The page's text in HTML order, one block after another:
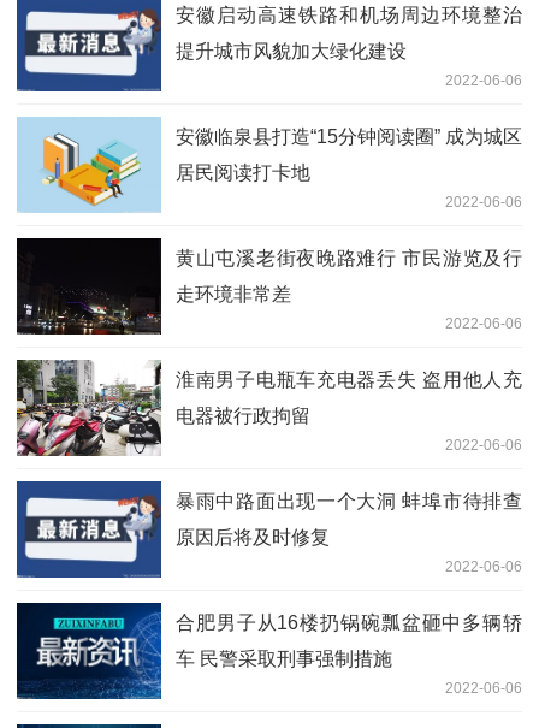
安徽启动高速铁路和机场周边环境整治
提升城市风貌加大绿化建设
2022-06-06
安徽临泉县打造“15分钟阅读圈” 成为城区
居民阅读打卡地
2022-06-06
黄山屯溪老街夜晚路难行 市民游览及行
走环境非常差
2022-06-06
淮南男子电瓶车充电器丢失 盗用他人充
电器被行政拘留
2022-06-06
暴雨中路面出现一个大洞 蚌埠市待排查
原因后将及时修复
2022-06-06
合肥男子从16楼扔锅碗瓢盆砸中多辆轿
车 民警采取刑事强制措施
2022-06-06